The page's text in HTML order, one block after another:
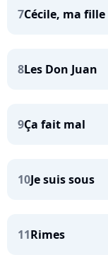
7Cécile, ma fille
8Les Don Juan
9Ça fait mal
10Je suis sous
11Rimes